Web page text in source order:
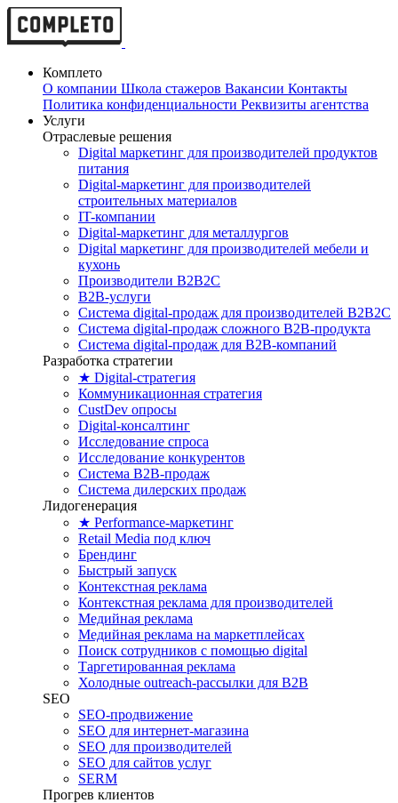
Комплето
О компании Школа стажеров Вакансии Контакты
Политика конфиденциальности Реквизиты агентства
Услуги
Отраслевые решения
Digital маркетинг для производителей продуктов
питания
Digital-маркетинг для производителей
строительных материалов
IT-компании
Digital-маркетинг для металлургов
Digital маркетинг для производителей мебели и
кухонь
Производители B2B2C
B2B-услуги
Cистема digital-продаж для производителей B2B2C
Система digital-продаж сложного B2B-продукта
Система digital-продаж для B2B-компаний
Разработка стратегии
★ Digital-стратегия
Коммуникационная стратегия
CustDev опросы
Digital-консалтинг
Исследование спроса
Исследование конкурентов
Система B2B-продаж
Система дилерских продаж
Лидогенерация
★ Performance-маркетинг
Retail Media под ключ
Брендинг
Быстрый запуск
Контекстная реклама
Контекстная реклама для производителей
Медийная реклама
Медийная реклама на маркетплейсах
Поиск сотрудников с помощью digital
Таргетированная реклама
Холодные outreach-рассылки для B2B
SEO
SEO-продвижение
SEO для интернет-магазина
SEO для производителей
SEO для сайтов услуг
SERM
Прогрев клиентов